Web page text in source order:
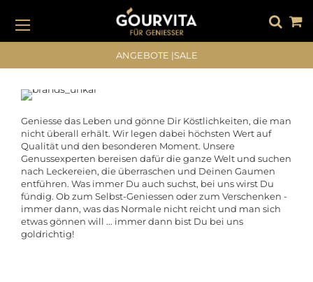
DIREKT
ZUM
INHALT
#DRÜCKEN SIE DIE EINGABETASTE, UM ZU SUCHEN
ANGEBOTE |SALE
Geniesse das Leben und gönne Dir Köstlichkeiten, die man
nicht überall erhält. Wir legen dabei höchsten Wert auf
Qualität und den besonderen Moment. Unsere
Genussexperten bereisen dafür die ganze Welt und suchen
nach Leckereien, die überraschen und Deinen Gaumen
entführen. Was immer Du auch suchst, bei uns wirst Du
fündig. Ob zum Selbst-Geniessen oder zum Verschenken -
immer dann, was das Normale nicht reicht und man sich
etwas gönnen will ... immer dann bist Du bei uns
goldrichtig!